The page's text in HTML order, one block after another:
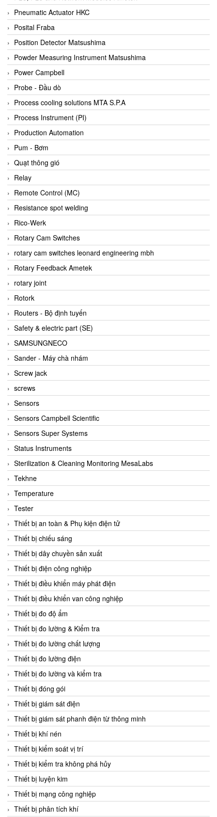
BETA
Bifold
Bihl+wiedemann
Bihl+wiedemann
Bilz
Binder Connector
Biotech
BirdX Vietnam
BK Vibro
Black Box
BlackBox Vietnam
BLAGDON PUMP
Bloom Engineering
Boneng
Bopp & Reuther Messtechnik
Bosch
Boydcorp
BRAUN Vietnam
Brinkmann Pumpen
BRONKHORST
Brook Instrument
Brooks Instrument Vietnam
Buhler
BURLING INSTRUMENTS
Burster
BUSCHJOST
Calectro
Campbell Scientific
Canneed Vietnam
Cantoni
CAPS
CAREL Parts
CCS
CD Automation
CEAG Sicherheitst
CEIA Vietnam
Celduc Vietnam
Cemb
Centec GmbH
CEQUBE
CHAUVIN ARNOUX
Checkline
Chino
Chiyoda Seiki
Chiyoda-Tsusho
Chongqing Huaneng
Chromalox
ChuanYi
CIC
Clage
Clake Fololo
Clark Cooper
CMC Ventilazione
Coax Valves Inc
Pneumatic Actuator HKC
Posital Fraba
Position Detector Matsushima
Powder Measuring Instrument Matsushima
Power Campbell
Probe - Đầu dò
Process cooling solutions MTA S.P.A
Process Instrument (PI)
Production Automation
Pum - Bơm
Quạt thông gió
Relay
Remote Control (MC)
Resistance spot welding
Rico-Werk
Rotary Cam Switches
rotary cam switches leonard engineering mbh
Rotary Feedback Ametek
rotary joint
Rotork
Routers - Bộ định tuyến
Safety & electric part (SE)
SAMSUNGNECO
Sander - Máy chà nhám
Screw jack
screws
Sensors
Sensors Campbell Scientific
Sensors Super Systems
Status Instruments
Sterilization & Cleaning Monitoring MesaLabs
Tekhne
Temperature
Tester
Thiết bị an toàn & Phụ kiện điện tử
Thiết bị chiếu sáng
Thiết bị dây chuyền sản xuất
Thiết bị điện công nghiệp
Thiết bị điều khiển máy phát điện
Thiết bị điều khiển van công nghiệp
Thiết bị đo độ ẩm
Thiết bị đo lường & Kiểm tra
Thiết bị đo lường chất lượng
Thiết bị đo lường điện
Thiết bị đo lường và kiểm tra
Thiết bị đóng gói
Thiết bị giám sát điện
Thiết bị giám sát phanh điện từ thông minh
Thiết bị khí nén
Thiết bị kiểm soát vị trí
Thiết bị kiểm tra không phá hủy
Thiết bị luyện kim
Thiết bị mạng công nghiệp
Thiết bị phân tích khí